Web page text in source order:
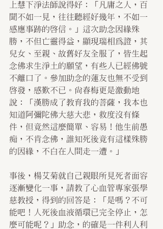
上慧下淨法師說得好：「凡庸之人，百
聞不如一見，往往聽經好幾年，不如一
感應事跡的啟信。」這次助念因緣殊
勝，不但亡靈得益，顯現瑞相為證，其
兒女、至親、故舊好友全服了，皆生起
念佛求生淨土的願望，有些人已經佛號
不離口了。參加助念的蓮友也無不受到
啟發，感歎不已。尚春梅更是激動地
說：「漢勝成了教育我的菩薩，我本也
知道阿彌陀佛大慈大悲，救度沒有條
件，但竟然這麼簡單、容易！他生前愚
痴，不肯念佛，誰知死後竟有這樣殊勝
的因緣，不白在人間走一遭。」
事後，楊艾菊就自己親眼所見死者面容
逐漸變化一事，請教了心血管專家張學
慈教授，得到的回答是：「是嗎？不可
能吧！人死後血液循環已完全停止，怎
麼可能呢？」助念，的確是一件利人利